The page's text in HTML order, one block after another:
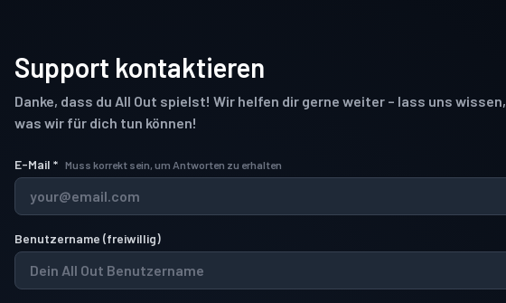
Support kontaktieren
Danke, dass du All Out spielst! Wir helfen dir gerne weiter – lass uns wissen,
was wir für dich tun können!
E-Mail * Muss korrekt sein, um Antworten zu erhalten
Benutzername (freiwillig)